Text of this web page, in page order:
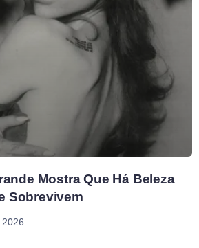
Mostra Que Há Beleza
Sobrevivem
2026